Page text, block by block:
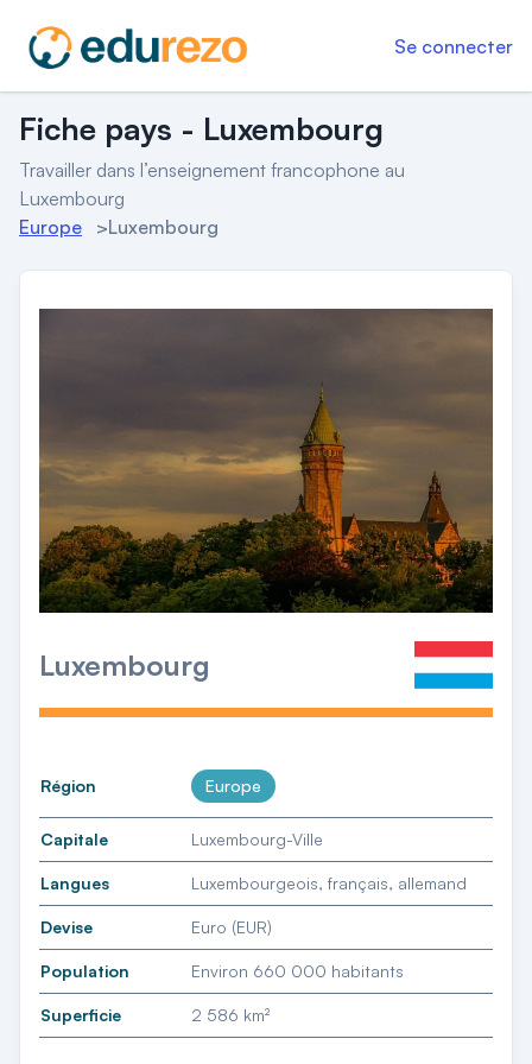
Se connecter
Fiche pays - Luxembourg
Travailler dans l’enseignement francophone au
Luxembourg
Europe
>Luxembourg
Luxembourg
Région Europe
Capitale Luxembourg-Ville
Langues Luxembourgeois, français, allemand
Devise Euro (EUR)
Population Environ 660 000 habitants
Superficie 2 586 km²